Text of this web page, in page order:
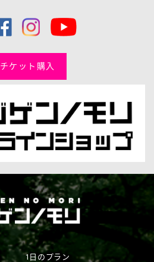
チケット購入
1日のプラン